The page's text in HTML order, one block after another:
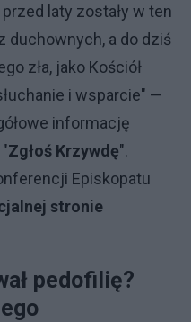
laty zostały w ten
duchownych, a do dziś
zła, jako Kościół
i wsparcie" —
informację
Zgłoś Krzywdę".
Episkopatu
stronie
pedofilię?